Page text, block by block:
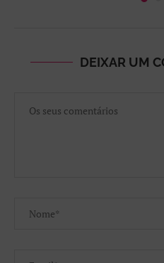
DEIXAR UM